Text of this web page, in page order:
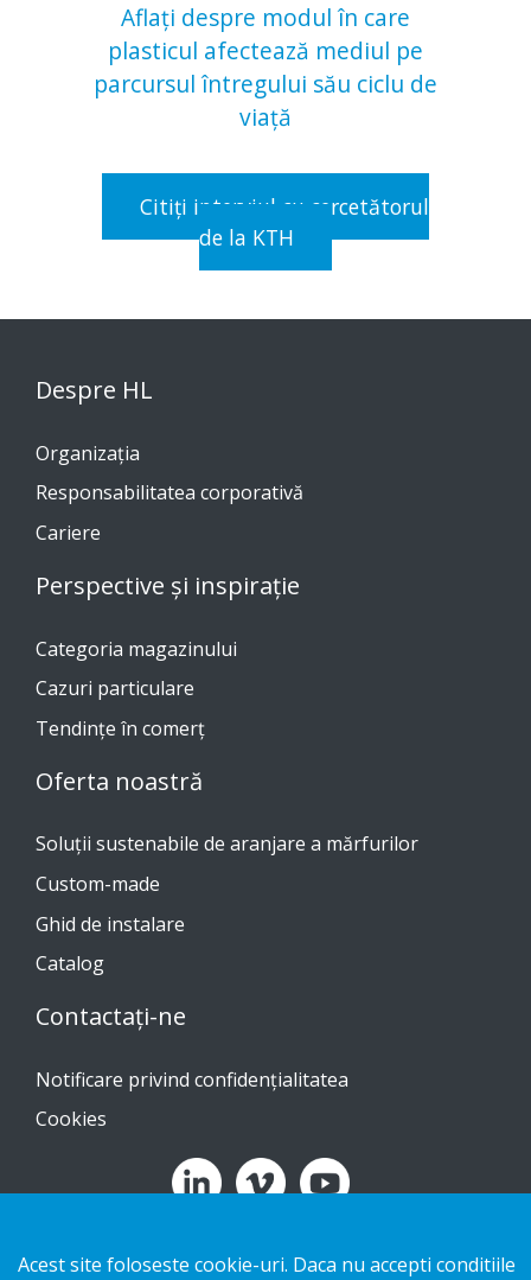
Aflaţi despre modul în care
plasticul afectează mediul pe
parcursul întregului său ciclu de
viaţă
Citiţi interviul cu cercetătorul
de la KTH
Despre HL
Organizația
Responsabilitatea corporativă
Cariere
Perspective și inspirație
Categoria magazinului
Cazuri particulare
Tendinţe în comerţ
Oferta noastră
Soluții sustenabile de aranjare a mărfurilor
Custom-made
Ghid de instalare
Catalog
Contactați-ne
Notificare privind confidențialitatea
Cookies
Acest site foloseste cookie-uri. Daca nu accepti conditiile